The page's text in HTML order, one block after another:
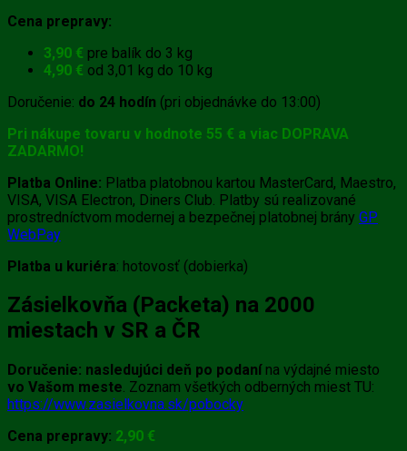
Cena prepravy:
3,90 € pre balík do 3 kg
4,90 € od 3,01 kg do 10 kg
Doručenie: do 24 hodín (pri objednávke do 13:00)
Pri nákupe tovaru v hodnote 55 € a viac DOPRAVA
ZADARMO!
Platba Online: Platba platobnou kartou MasterCard, Maestro,
VISA, VISA Electron, Diners Club. Platby sú realizované
prostredníctvom modernej a bezpečnej platobnej brány GP
WebPay
Platba u kuriéra: hotovosť (dobierka)
Zásielkovňa (Packeta) na 2000
miestach v SR a ČR
Doručenie: nasledujúci deň po podanína výdajné miesto
vo Vašom meste. Zoznam všetkých odberných miest TU:
https://www.zasielkovna.sk/pobocky
Cena prepravy: 2,90 €